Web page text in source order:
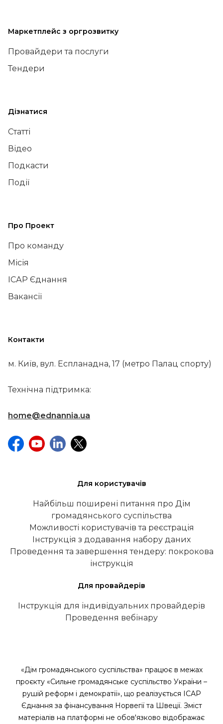
Маркетплейс з оргрозвитку
Провайдери та послуги
Тендери
Дізнатися
Статті
Відео
Подкасти
Події
Про Проект
Про команду
Місія
ІСАР Єднання
Вакансії
Контакти
м. Київ, вул. Еспланадна, 17 (метро Палац спорту)
Технічна підтримка:
home@ednannia.ua
Для користувачів
Найбільш поширені питання про Дім
громадянського суспільства
Можливості користувачів та реєстрація
Інструкція з додавання набору даних
Проведення та завершення тендеру: покрокова
інструкція
Для провайдерів
Інструкція для індивідуальних провайдерів
Проведення вебінару
«Дім громадянського суспільства» працює в межах
проєкту «Сильне громадянське суспільство України –
рушій реформ і демократії», що реалізується ІСАР
Єднання за фінансування Норвегії та Швеції. Зміст
матеріалів на платформі не обов'язково відображає